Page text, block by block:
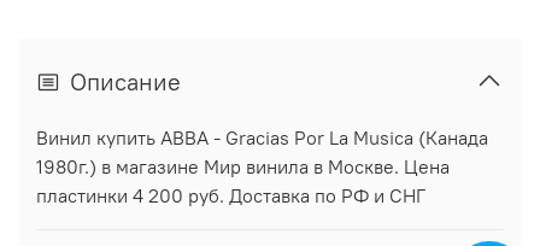
Описание
Винил купить ABBA - Gracias Por La Musica (Канада
1980г.) в магазине Мир винила в Москве. Цена
пластинки 4 200 руб. Доставка по РФ и СНГ